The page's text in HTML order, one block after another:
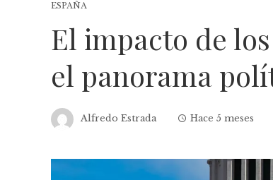
ESPAÑA
El impacto de
el panorama
Alfredo Estrada Hace 5 meses